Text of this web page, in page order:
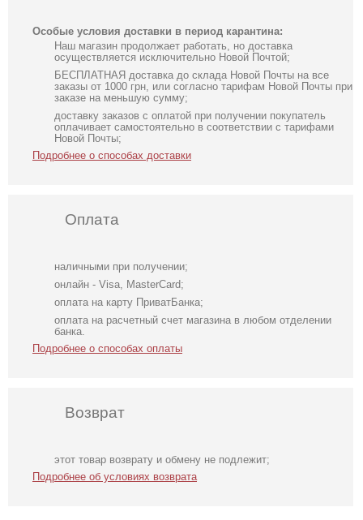
Особые условия доставки в период карантина:
Наш магазин продолжает работать, но доставка
осуществляется исключительно Новой Почтой;
БЕСПЛАТНАЯ доставка до склада Новой Почты на все
заказы от 1000 грн, или согласно тарифам Новой Почты при
заказе на меньшую сумму;
доставку заказов с оплатой при получении покупатель
оплачивает самостоятельно в соответствии с тарифами
Новой Почты;
Подробнее о способах доставки
Оплата
наличными при получении;
онлайн - Visa, MasterCard;
оплата на карту ПриватБанка;
оплата на расчетный счет магазина в любом отделении
банка.
Подробнее о способах оплаты
Возврат
этот товар возврату и обмену не подлежит;
Подробнее об условиях возврата
Короткое черное
нарядное
короткое платье
Молочное
атласное платье
миди с длинным
Облегающее
вечернее платье